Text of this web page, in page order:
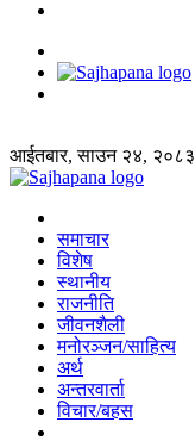
आईतबार, साउन २४, २०८३
समाचार
विशेष
स्थानीय
राजनीति
जीवनशैली
मनोरञ्जन/साहित्य
अर्थ
अन्तरवार्ता
विचार/बहस